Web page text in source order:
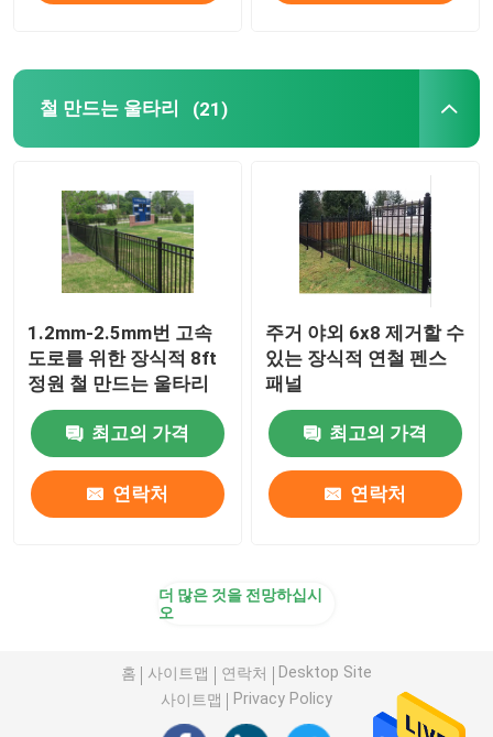
철 만드는 울타리 (21)
1.2mm-2.5mm번 고속
도로를 위한 장식적 8ft
정원 철 만드는 울타리
최고의 가격
연락처
주거 야외 6x8 제거할 수
있는 장식적 연철 펜스
패널
최고의 가격
연락처
더 많은 것을 전망하십시
오
홈 사이트맵 연락처
Desktop Site
사이트맵
Privacy Policy